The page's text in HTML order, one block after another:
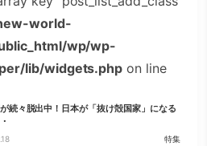
world-
wp/wp-
lib/widgets.php on line
続々脱出中！日本が「抜け殻国家」になる
特集